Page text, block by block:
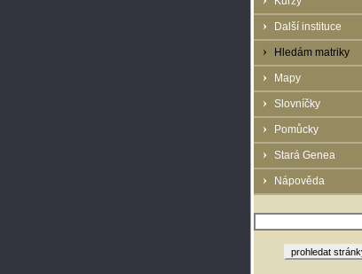
Další instituce
Hledám matriky
Mapy
Slovníčky
Pomůcky
Stará Genea
Nápověda